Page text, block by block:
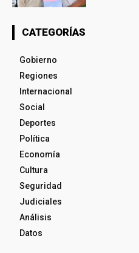
CATEGORÍAS
Gobierno
Regiones
Internacional
Social
Deportes
Política
Economía
Cultura
Seguridad
Judiciales
Análisis
Datos